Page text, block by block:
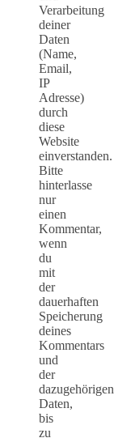
Verarbeitung
deiner
Daten
(Name,
Email,
IP
Adresse)
durch
diese
Website
einverstanden.
Bitte
hinterlasse
nur
einen
Kommentar,
wenn
du
mit
der
dauerhaften
Speicherung
deines
Kommentars
und
der
dazugehörigen
Daten,
bis
zu